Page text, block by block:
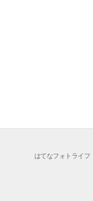
はてなフォトライフ